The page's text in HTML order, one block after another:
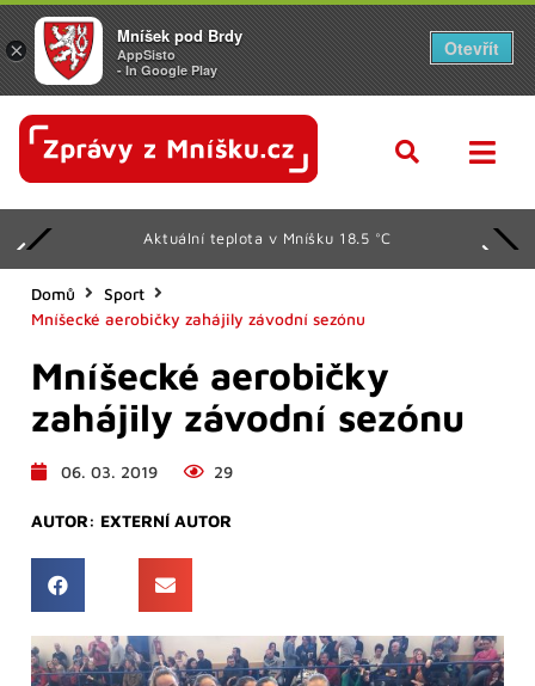
Aktuální teplota v Mníšku 18.5 °C
Domů
Sport
Mníšecké aerobičky zahájily závodní sezónu
Mníšecké aerobičky
zahájily závodní sezónu
06. 03. 2019 29
AUTOR: EXTERNÍ AUTOR
×
Mníšek pod Brdy
AppSisto
- In Google Play
Otevřít